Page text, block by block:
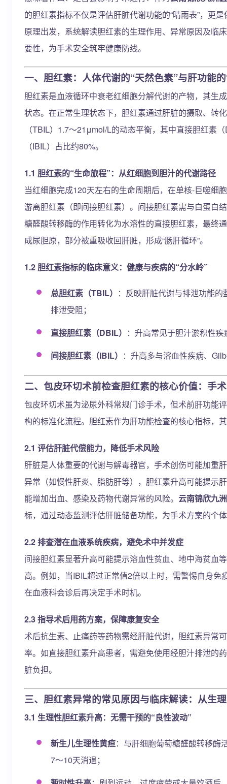
的胆红素指标不仅是评估肝脏代谢功能的“晴雨表”，更
原理出发，系统解读胆红素的生理作用、异常原因及临
要性，为手术安全筑牢健康防线。
一、胆红素：人体代谢的“天然色素”与肝功能
胆红素是血液循环中衰老红细胞分解代谢的产物，其生
状态。在正常生理状态下，胆红素通过肝脏的摄取、转
（TBIL）1.7～21μmol/L的动态平衡，其中直接胆红素
（IBIL）占比约80%。
1.1 胆红素的“生命旅程”：从红细胞到胆汁的代谢路径
当红细胞完成120天左右的生命周期后，在单核-巨噬细
游离胆红素（即间接胆红素）。间接胆红素需与白蛋白
糖醛酸转移酶的作用转化为水溶性的直接胆红素，最终
成尿胆原，部分被重吸收回肝脏，形成“肠肝循环”。
1.2 胆红素指标的临床意义：健康与疾病的“分水岭”
总胆红素（TBIL） ：反映肝脏代谢与排泄功能
排泄受阻；
直接胆红素（DBIL） ：升高常见于胆汁淤积性
间接胆红素（IBIL） ：升高多与溶血性疾病、
二、包皮环切术前检查胆红素的核心价值：手
包皮环切术虽为泌尿外科常规门诊手术，但术前肝功能
构的标准化流程。胆红素作为肝功能检查的核心指标，
2.1 评估肝脏代偿能力，降低手术风险
肝脏是人体重要的代谢与解毒器官，手术创伤可能加重
异常（如慢性肝炎、脂肪肝等），胆红素升高可能提示
能增加出血、感染及药物代谢异常的风险。 云南锦欣九
标，通过动态监测评估肝脏储备功能，为手术方案的个
2.2 排查潜在血液系统疾病，避免术中并发症
间接胆红素显著升高可能提示溶血性贫血、地中海贫血
高。例如，当IBIL超过正常值2倍以上时，需警惕自身
在血液科会诊后再决定手术时机。
2.3 指导术后用药方案，保障康复安全
术后抗生素、止痛药等药物需经肝脏代谢，胆红素异常
率。如直接胆红素升高患者，需避免使用经胆汁排泄的
脏负担。
三、胆红素异常的常见原因与临床解读：从生
3.1 生理性胆红素升高：无需干预的“良性波动”
新生儿生理性黄疸：与肝细胞葡萄糖醛酸转移酶
7～10天消退；